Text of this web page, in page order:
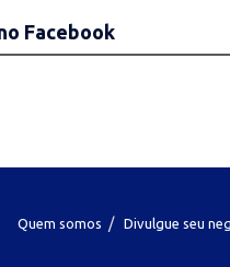
Facebook
Quem somos Divulgue seu